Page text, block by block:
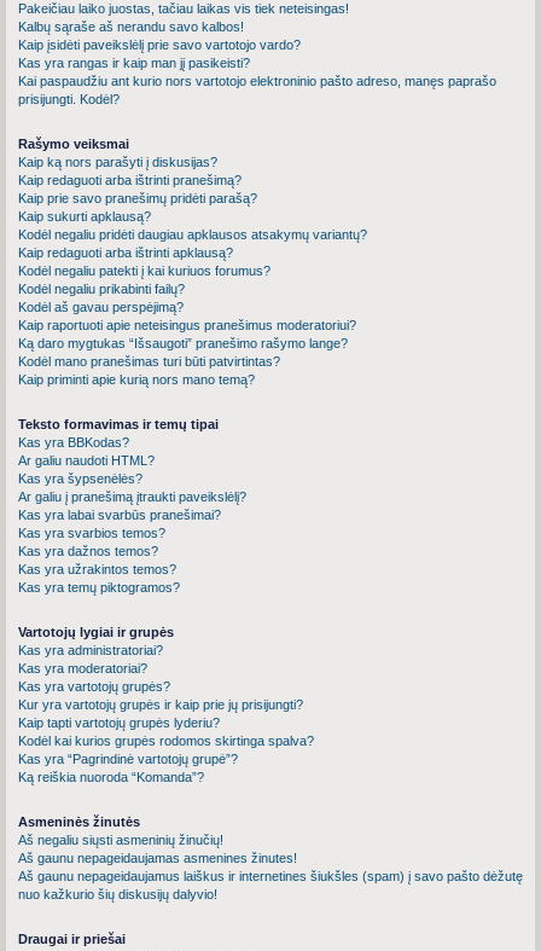
Pakeičiau laiko juostas, tačiau laikas vis tiek neteisingas!
Kalbų sąraše aš nerandu savo kalbos!
Kaip įsidėti paveikslėlį prie savo vartotojo vardo?
Kas yra rangas ir kaip man jį pasikeisti?
Kai paspaudžiu ant kurio nors vartotojo elektroninio pašto adreso, manęs paprašo
prisijungti. Kodėl?
Rašymo veiksmai
Kaip ką nors parašyti į diskusijas?
Kaip redaguoti arba ištrinti pranešimą?
Kaip prie savo pranešimų pridėti parašą?
Kaip sukurti apklausą?
Kodėl negaliu pridėti daugiau apklausos atsakymų variantų?
Kaip redaguoti arba ištrinti apklausą?
Kodėl negaliu patekti į kai kuriuos forumus?
Kodėl negaliu prikabinti failų?
Kodėl aš gavau perspėjimą?
Kaip raportuoti apie neteisingus pranešimus moderatoriui?
Ką daro mygtukas “Išsaugoti” pranešimo rašymo lange?
Kodėl mano pranešimas turi būti patvirtintas?
Kaip priminti apie kurią nors mano temą?
Teksto formavimas ir temų tipai
Kas yra BBKodas?
Ar galiu naudoti HTML?
Kas yra šypsenėlės?
Ar galiu į pranešimą įtraukti paveikslėlį?
Kas yra labai svarbūs pranešimai?
Kas yra svarbios temos?
Kas yra dažnos temos?
Kas yra užrakintos temos?
Kas yra temų piktogramos?
Vartotojų lygiai ir grupės
Kas yra administratoriai?
Kas yra moderatoriai?
Kas yra vartotojų grupės?
Kur yra vartotojų grupės ir kaip prie jų prisijungti?
Kaip tapti vartotojų grupės lyderiu?
Kodėl kai kurios grupės rodomos skirtinga spalva?
Kas yra “Pagrindinė vartotojų grupė”?
Ką reiškia nuoroda “Komanda”?
Asmeninės žinutės
Aš negaliu siųsti asmeninių žinučių!
Aš gaunu nepageidaujamas asmenines žinutes!
Aš gaunu nepageidaujamus laiškus ir internetines šiukšles (spam) į savo pašto dėžutę
nuo kažkurio šių diskusijų dalyvio!
Draugai ir priešai